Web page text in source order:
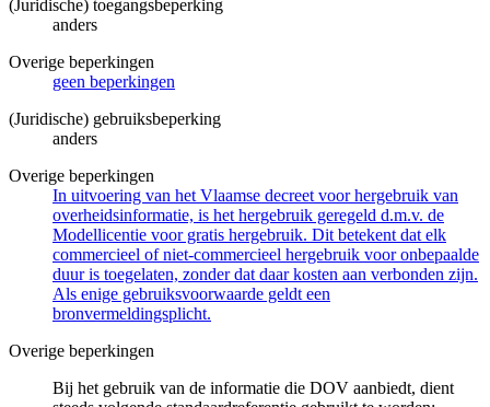
(Juridische) toegangsbeperking
anders
Overige beperkingen
geen beperkingen
(Juridische) gebruiksbeperking
anders
Overige beperkingen
In uitvoering van het Vlaamse decreet voor hergebruik van
overheidsinformatie, is het hergebruik geregeld d.m.v. de
Modellicentie voor gratis hergebruik. Dit betekent dat elk
commercieel of niet-commercieel hergebruik voor onbepaalde
duur is toegelaten, zonder dat daar kosten aan verbonden zijn.
Als enige gebruiksvoorwaarde geldt een
bronvermeldingsplicht.
Overige beperkingen
Bij het gebruik van de informatie die DOV aanbiedt, dient